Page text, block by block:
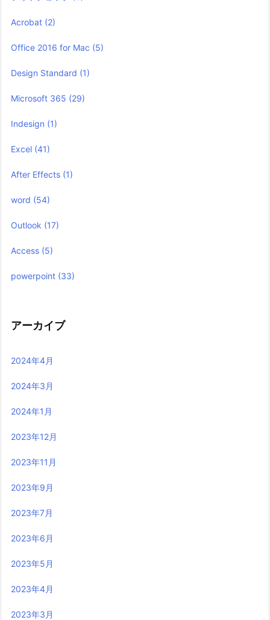
Acrobat (2)
Office 2016 for Mac (5)
Design Standard (1)
Microsoft 365 (29)
Indesign (1)
Excel (41)
After Effects (1)
word (54)
Outlook (17)
Access (5)
powerpoint (33)
アーカイブ
2024年4月
2024年3月
2024年1月
2023年12月
2023年11月
2023年9月
2023年7月
2023年6月
2023年5月
2023年4月
2023年3月